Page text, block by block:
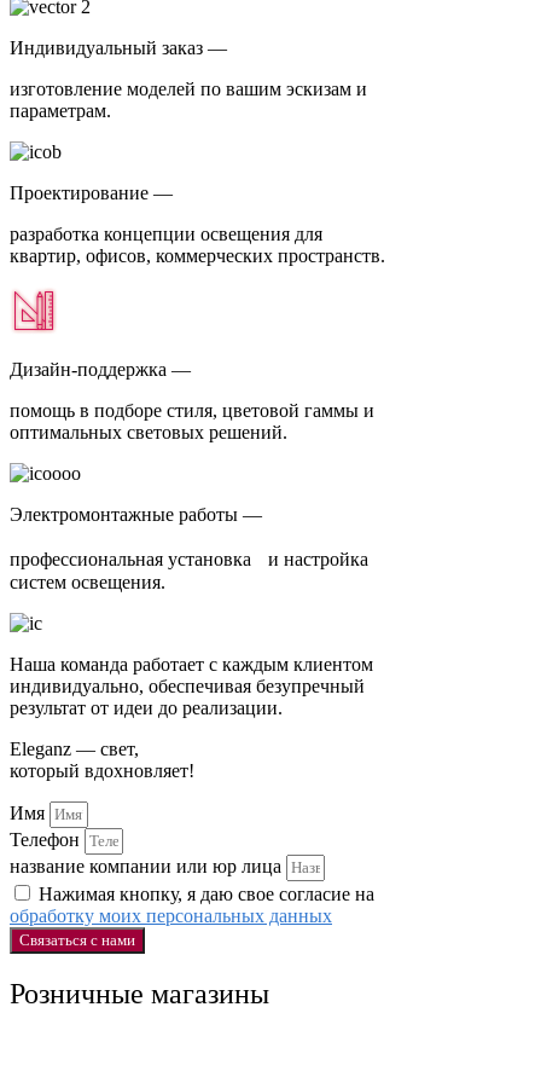
Индивидуальный заказ —
изготовление моделей по вашим эскизам и
параметрам.
Проектирование —
разработка концепции освещения для
квартир, офисов, коммерческих пространств.
Дизайн-поддержка —
помощь в подборе стиля, цветовой гаммы и
оптимальных световых решений.
Электромонтажные работы —
профессиональная установка и настройка
систем освещения.
Наша команда работает с каждым клиентом
индивидуально, обеспечивая безупречный
результат от идеи до реализации.
Eleganz — свет,
который вдохновляет!
Имя
Телефон
название компании или юр лица
Нажимая кнопку, я даю свое согласие на
обработку моих персональных данных
Связаться с нами
Розничные магазины